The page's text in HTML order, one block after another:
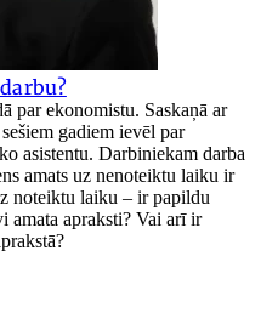
par ekonomistu. Saskaņā ar
gadiem ievēl par
asistentu. Darbiniekam darba
amats uz nenoteiktu laiku ir
noteiktu laiku – ir papildu
amata apraksti? Vai arī ir